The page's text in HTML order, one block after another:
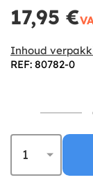
17,95 €
Inhoud
REF: 80782-0